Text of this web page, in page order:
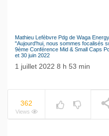
NOW PLAYING
Mathieu Lefèbvre Pdg de Waga
"Aujourd'hui, nous sommes focalisés
9ème Conférence Mid & Small Caps
et 30 juin 2022
1 juillet 2022 8 h 53 min
362
Views